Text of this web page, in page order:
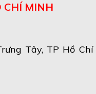
CHÍ MINH
Tây, TP Hồ